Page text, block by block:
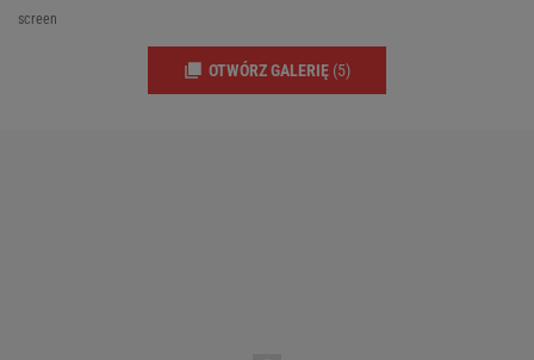
screen
OTWÓRZ GALERIĘ (5)